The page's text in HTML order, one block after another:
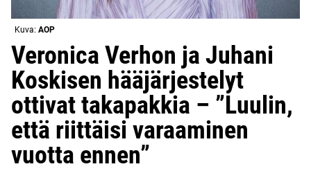
Kuva: AOP
Veronica Verhon ja Juhani
Koskisen hääjärjestelyt
ottivat takapakkia – ”Luulin,
että riittäisi varaaminen
vuotta ennen”